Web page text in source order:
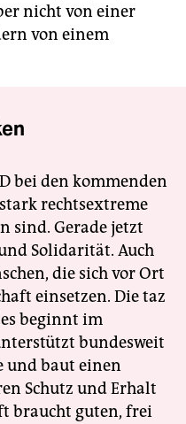
nicht von einer
von einem
bei den kommenden
rechtsextreme
sind. Gerade jetzt
Solidarität. Auch
die sich vor Ort
einsetzen. Die taz
beginnt im
bundesweit
und baut einen
Schutz und Erhalt
braucht guten, frei